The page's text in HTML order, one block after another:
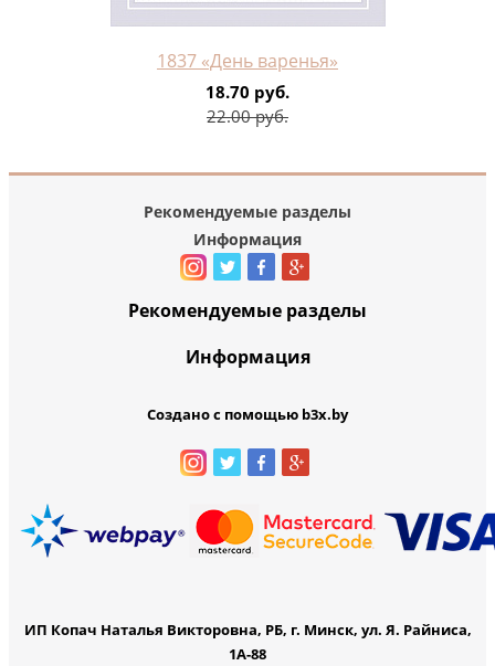
1837 «День варенья»
18.70 руб.
22.00 руб.
Рекомендуемые разделы
Информация
Рекомендуемые разделы
Информация
Создано с помощью b3x.by
ИП Копач Наталья Викторовна, РБ, г. Минск, ул. Я. Райниса,
1А-88